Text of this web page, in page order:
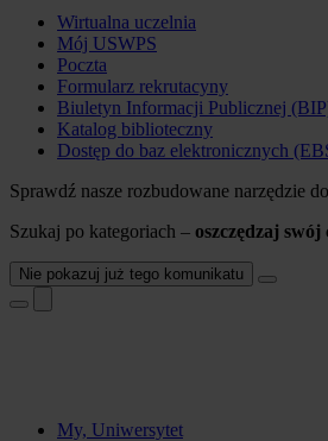
Wirtualna uczelnia
Mój USWPS
Poczta
Formularz rekrutacyny
Biuletyn Informacji Publicznej
Katalog biblioteczny
Dostęp do baz elektronicznych
Sprawdź nasze rozbudowane narzędzie
Szukaj po kategoriach – oszczędzaj swój
Nie pokazuj już tego komunikatu
My, Uniwersytet